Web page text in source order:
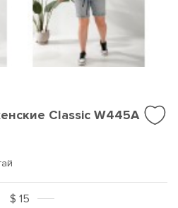
Classic W445A
$ 15